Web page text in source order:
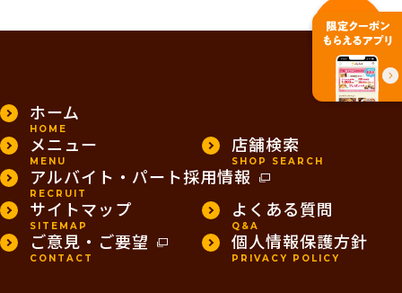
PAGE TOP
ホーム
HOME
メニュー
MENU
店舗検索
SHOP SEARCH
アルバイト・パート採用情報
RECRUIT
サイトマップ
SITEMAP
よくある質問
Q&A
ご意見・ご要望
CONTACT
個人情報保護方針
PRIVACY POLICY